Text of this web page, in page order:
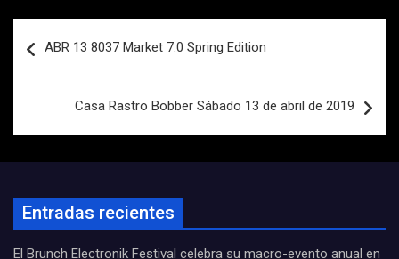
de
ABR 13 8037 Market 7.0 Spring Edition
Casa Rastro Bobber Sábado 13 de abril de 2019
Entradas recientes
El Brunch Electronik Festival celebra su macro-evento anual en